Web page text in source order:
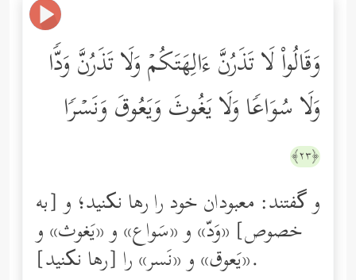
وَقَالُواْ لَا تَذَرُنَّ ءَالِهَتَكُمۡ وَلَا تَذَرُنَّ وَدࣰّا
وَلَا سُوَاعࣰا وَلَا یَغُوثَ وَیَعُوقَ وَنَسۡرࣰا
﴿٢٣﴾
و گفتند: معبودان خود را رها نکنید؛ و [به
خصوص] «وَدّ» و «سَواع» و «یَغوث» و
«یَعوق» و «نَسر» را [رها نکنید].